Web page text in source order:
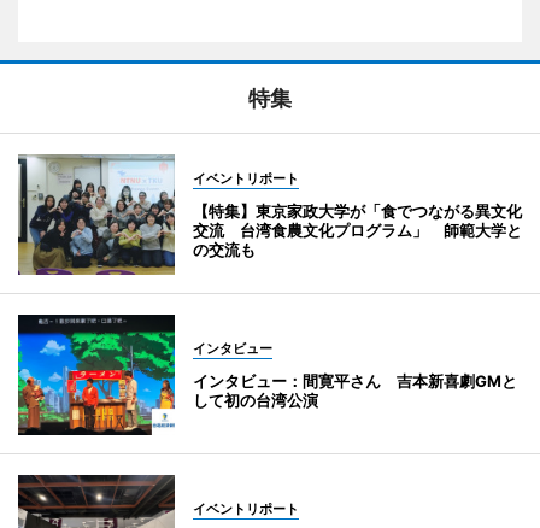
特集
イベントリポート
【特集】東京家政大学が「食でつながる異文化
交流 台湾食農文化プログラム」 師範大学と
の交流も
インタビュー
インタビュー：間寛平さん 吉本新喜劇GMと
して初の台湾公演
イベントリポート